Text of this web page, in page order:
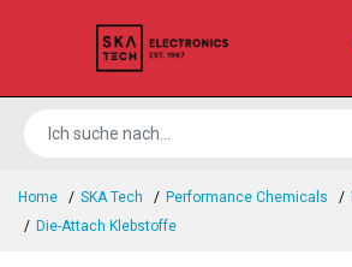
Home SKA Tech Performance Chemicals
Die-Attach Klebstoffe